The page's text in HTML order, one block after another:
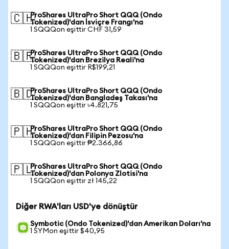
🇨🇭ProShares UltraPro Short QQQ (Ondo
Tokenized)'dan İsviçre Frangı'na
1 SQQQon eşittir CHF 31,59
🇧🇷ProShares UltraPro Short QQQ (Ondo
Tokenized)'dan Brezilya Reali'na
1 SQQQon eşittir R$199,21
🇧🇩ProShares UltraPro Short QQQ (Ondo
Tokenized)'dan Bangladeş Takası'na
1 SQQQon eşittir ৳4.821,75
🇵🇭ProShares UltraPro Short QQQ (Ondo
Tokenized)'dan Filipin Pezosu'na
1 SQQQon eşittir ₱2.366,86
🇵🇱ProShares UltraPro Short QQQ (Ondo
Tokenized)'dan Polonya Zlotisi'na
1 SQQQon eşittir zł 145,22
Diğer RWA'ları USD'ye dönüştür
Symbotic (Ondo Tokenized)'dan Amerikan Doları'na
1 SYMon eşittir $40,95